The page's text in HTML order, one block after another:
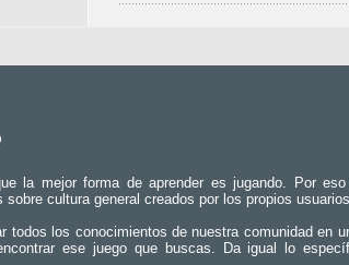
la mejor forma de aprender es jugando. Por
sobre cultura general creados por los propios
todos los conocimientos de nuestra comunidad en
ese juego que buscas. Da igual lo